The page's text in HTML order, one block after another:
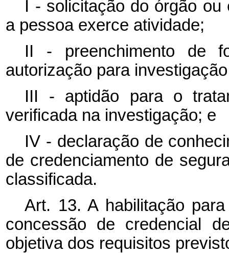
I - solicitação do órgão
a pessoa exerce atividade;
II - preenchimento de
autorização para
III - aptidão para o
verificada na investigação; e
IV - declaração de
de credenciamento de
classificada.
Art. 13. A habilitação
concessão de credencial
objetiva dos requisitos